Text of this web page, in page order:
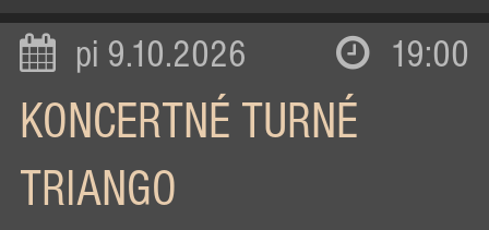
pi 9.10.2026 19:00
KONCERTNÉ TURNÉ
TRIANGO